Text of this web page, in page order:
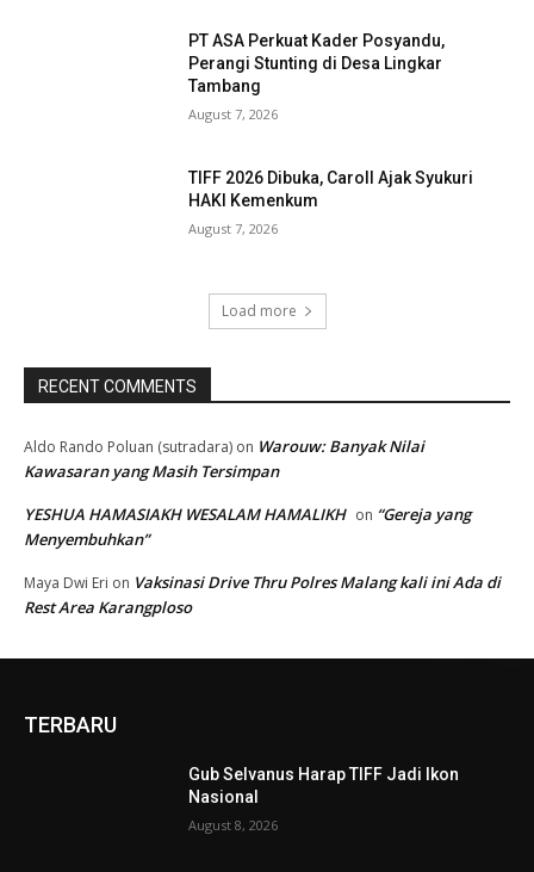
PT ASA Perkuat Kader Posyandu,
Perangi Stunting di Desa Lingkar
Tambang
August 7, 2026
TIFF 2026 Dibuka, Caroll Ajak Syukuri
HAKI Kemenkum
August 7, 2026
Load more
RECENT COMMENTS
Aldo Rando Poluan (sutradara) on Warouw: Banyak Nilai
Kawasaran yang Masih Tersimpan
YESHUA HAMASIAKH WESALAM HAMALIKH on “Gereja yang
Menyembuhkan”
Maya Dwi Eri on Vaksinasi Drive Thru Polres Malang kali ini Ada di
Rest Area Karangploso
TERBARU
Gub Selvanus Harap TIFF Jadi Ikon
Nasional
August 8, 2026